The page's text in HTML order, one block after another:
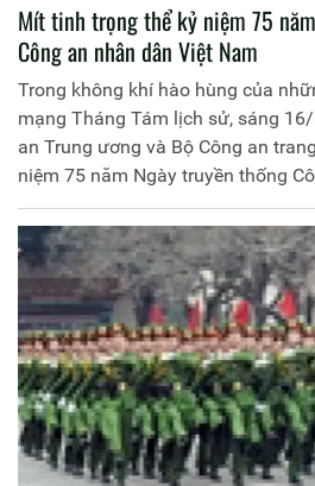
Mít tinh trọng thể kỷ niệm 75
Công an nhân dân Việt Nam
Trong không khí hào hùng của
mạng Tháng Tám lịch sử, sáng
an Trung ương và Bộ Công an
niệm 75 năm Ngày truyền thống
Việt Nam (19/8/1945 – 19/8/
dân bảo vệ an ninh Tổ quốc (19/
đón nhận Huân chương Quân